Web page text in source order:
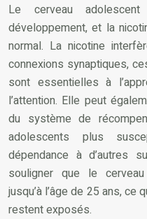
Le cerveau
développement, et la
normal. La nicotine
connexions synaptiques,
sont essentielles à
l’attention. Elle peut
du système de
adolescents plus
dépendance à d’autres
souligner que le
jusqu’à l’âge de 25 ans,
restent exposés.